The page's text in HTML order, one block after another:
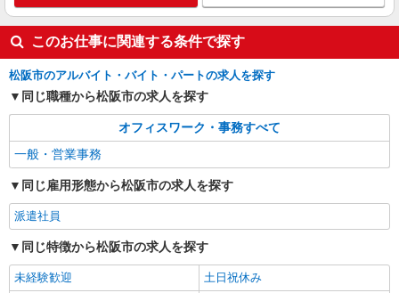
このお仕事に関連する条件で探す
松阪市のアルバイト・バイト・パートの求人を探す
同じ職種から松阪市の求人を探す
オフィスワーク・事務すべて
一般・営業事務
同じ雇用形態から松阪市の求人を探す
派遣社員
同じ特徴から松阪市の求人を探す
未経験歓迎
土日祝休み